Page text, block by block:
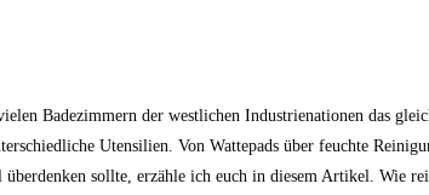
Badezimmern der westlichen Industrienationen das
Utensilien. Von Wattepads über feuchte
sollte, erzähle ich euch in diesem Artikel. Wie